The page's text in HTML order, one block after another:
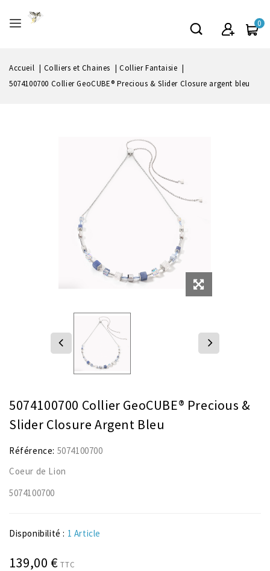
0
Accueil Colliers et Chaines
Collier Fantaisie
5074100700 Collier GeoCUBE® Precious & Slider Closure argent bleu
5074100700 Collier GeoCUBE® Precious &
Slider Closure Argent Bleu
Référence: 5074100700
Coeur de Lion
5074100700
Disponibilité : 1 Article
139,00 € TTC